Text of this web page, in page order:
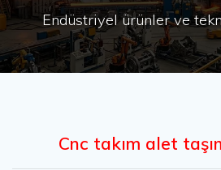
Endüstriyel ürünler ve
Cnc takım alet